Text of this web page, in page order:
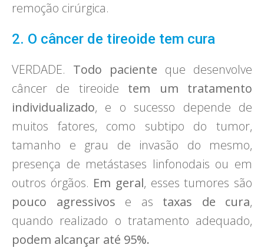
remoção cirúrgica.
2. O câncer de tireoide tem cura
VERDADE. Todo paciente que desenvolve
câncer de tireoide tem um tratamento
individualizado, e o sucesso depende de
muitos fatores, como subtipo do tumor,
tamanho e grau de invasão do mesmo,
presença de metástases linfonodais ou em
outros órgãos. Em geral, esses tumores são
pouco agressivos e as taxas de cura,
quando realizado o tratamento adequado,
podem alcançar até 95%.